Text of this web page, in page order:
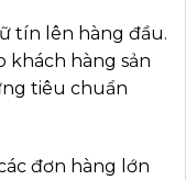
tín lên hàng đầu.
khách hàng sản
tiêu chuẩn
đơn hàng lớn